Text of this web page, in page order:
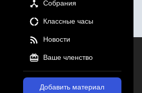
Собрания
Классные часы
Новости
Ваше членство
Добавить материал